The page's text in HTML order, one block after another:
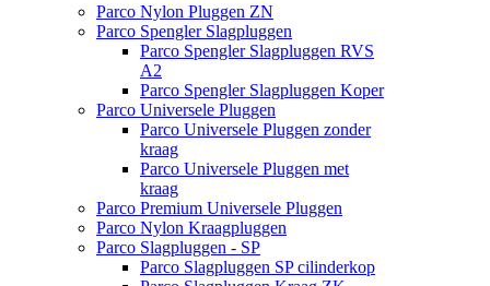
Parco Nylon Pluggen ZN
Parco Spengler Slagpluggen
Parco Spengler Slagpluggen RVS
A2
Parco Spengler Slagpluggen Koper
Parco Universele Pluggen
Parco Universele Pluggen zonder
kraag
Parco Universele Pluggen met
kraag
Parco Premium Universele Pluggen
Parco Nylon Kraagpluggen
Parco Slagpluggen - SP
Parco Slagpluggen SP cilinderkop